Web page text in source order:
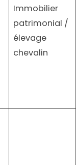
Immobilier
patrimonial /
élevage
chevalin